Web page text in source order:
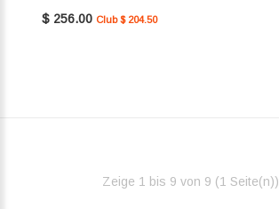
$ 256.00 Club $ 204.50
Zeige 1 bis 9 von 9 (1 Seite(n))‎